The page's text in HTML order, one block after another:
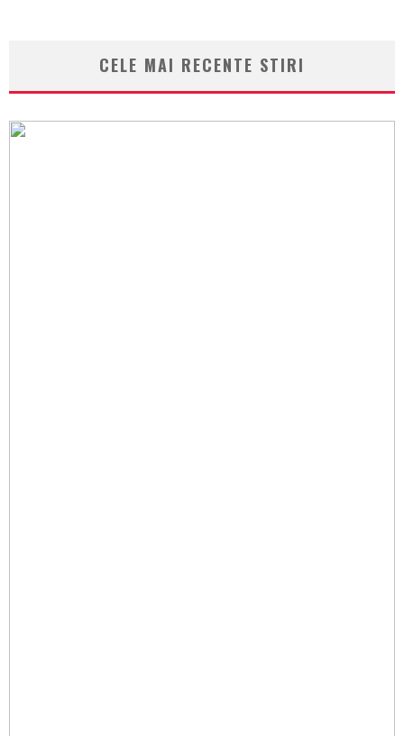
CELE MAI RECENTE STIRI